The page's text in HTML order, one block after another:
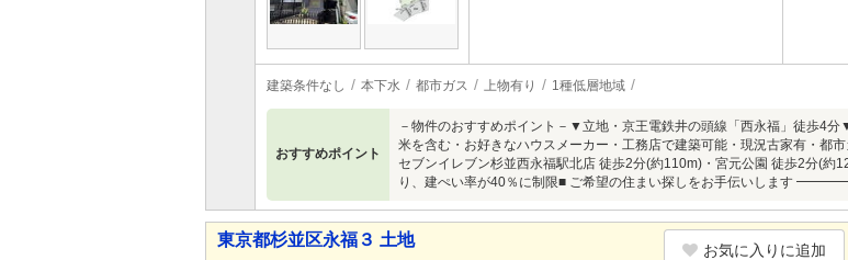
建築条件なし 本下水 都市ガス 上物有り 1種低層地域
おすすめポイント
－物件のおすすめポイント－▼立地・京王電鉄井の頭線「西永福」徒歩4
米を含む・お好きなハウスメーカー・工務店で建築可能・現況古家有・都
セブンイレブン杉並西永福駅北店 徒歩2分(約110m)・宮元公園 徒歩2分(
り、建ぺい率が40％に制限■ ご希望の住まい探しをお手伝いします
東京都杉並区永福３ 土地
お気に入りに追加